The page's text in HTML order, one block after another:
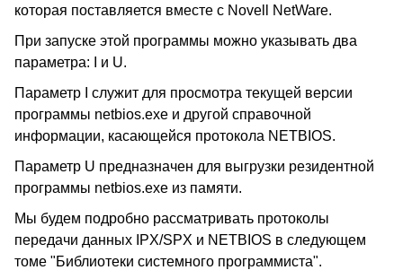
которая поставляется вместе с Novell NetWare.
При запуске этой программы можно указывать два
параметра: I и U.
Параметр I служит для просмотра текущей версии
программы netbios.exe и другой справочной
информации, касающейся протокола NETBIOS.
Параметр U предназначен для выгрузки резидентной
программы netbios.exe из памяти.
Мы будем подробно рассматривать протоколы
передачи данных IPX/SPX и NETBIOS в следующем
томе "Библиотеки системного программиста".